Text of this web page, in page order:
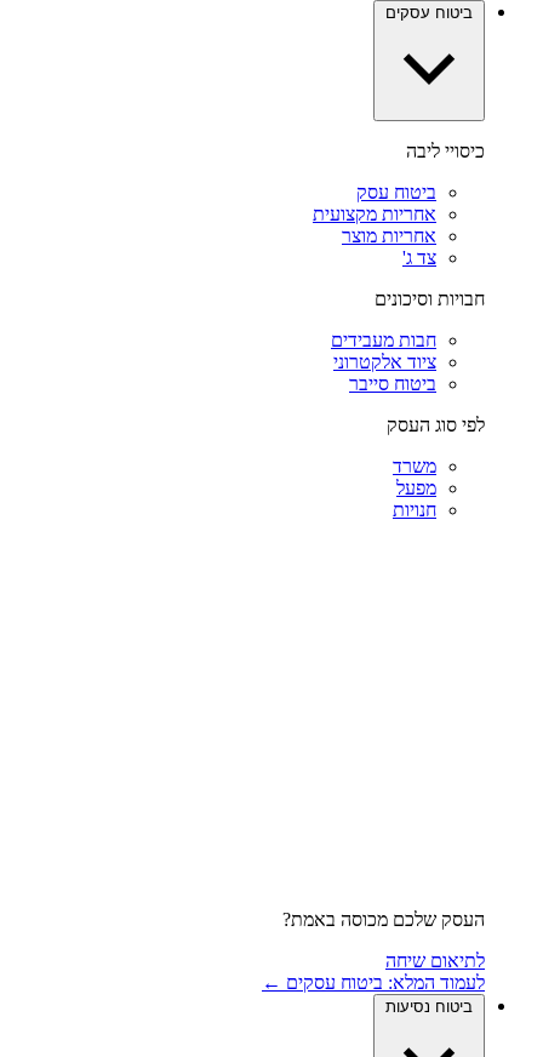
ביטוח עסקים
כיסויי ליבה
ביטוח עסק
אחריות מקצועית
אחריות מוצר
צד ג'
חבויות וסיכונים
חבות מעבידים
ציוד אלקטרוני
ביטוח סייבר
לפי סוג העסק
משרד
מפעל
חנויות
העסק שלכם מכוסה באמת?
לתיאום שיחה
לעמוד המלא: ביטוח עסקים ←
ביטוח נסיעות